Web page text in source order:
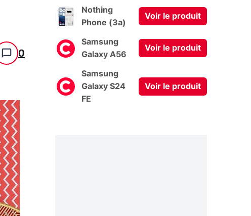
0
Nothing
Phone (3a)
Voir le produit
Samsung
Galaxy A56
Voir le produit
Samsung
Galaxy S24
FE
Voir le produit